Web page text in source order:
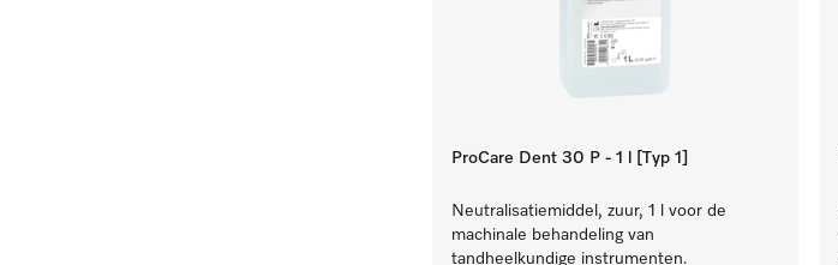
ProCare Dent 30 P - 1 l [Typ 1]
Neutralisatiemiddel, zuur, 1 l voor de
machinale behandeling van
tandheelkundige instrumenten.